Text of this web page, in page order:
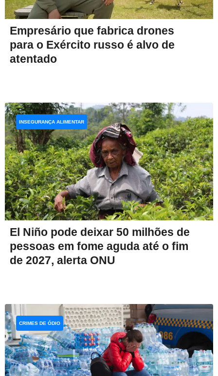
Empresário que fabrica drones
para o Exército russo é alvo de
atentado
El Niño pode deixar 50 milhões de
pessoas em fome aguda até o fim
de 2027, alerta ONU
INSEGURANÇA ALIMENTAR
CRIMES DE ÓDIO